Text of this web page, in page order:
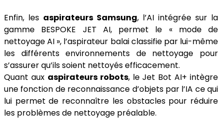
Enfin, les aspirateurs Samsung, l’AI intégrée sur la
gamme BESPOKE JET AI, permet le « mode de
nettoyage AI », l’aspirateur balai classifie par lui-même
les différents environnements de nettoyage pour
s’assurer qu’ils soient nettoyés efficacement.
Quant aux aspirateurs robots, le Jet Bot AI+ intègre
une fonction de reconnaissance d’objets par l’IA ce qui
lui permet de reconnaître les obstacles pour réduire
les problèmes de nettoyage préalable.